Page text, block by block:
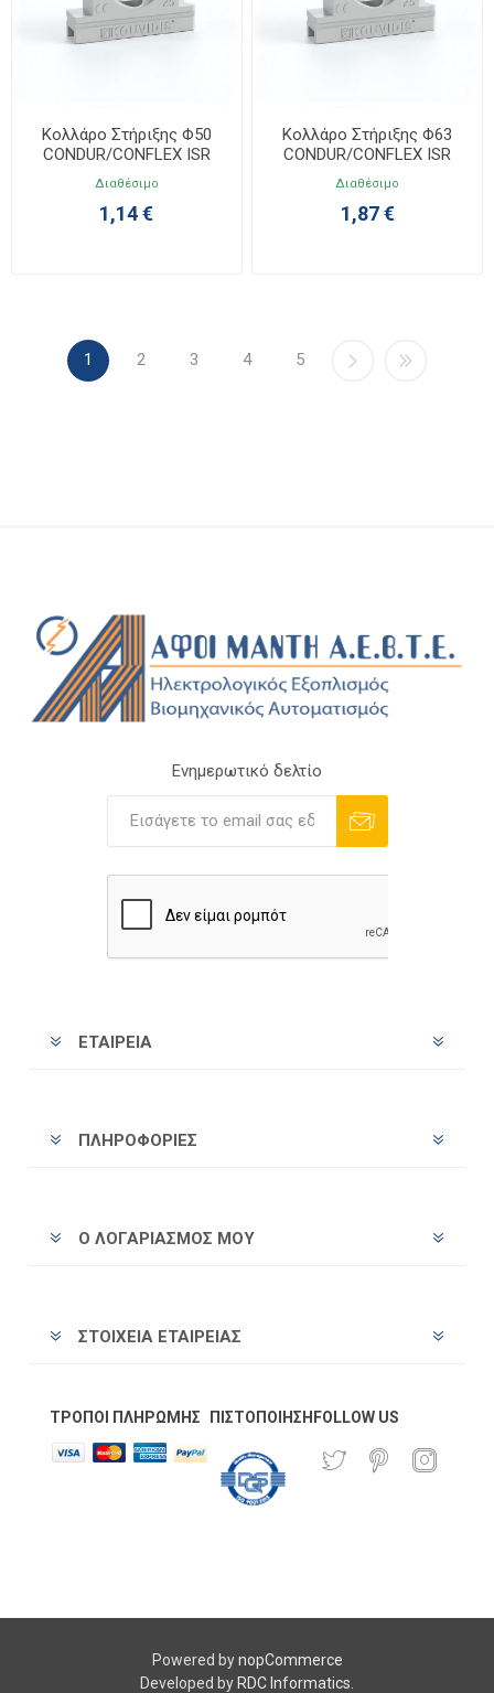
Κολλάρο Στήριξης Φ50
CONDUR/CONFLEX ISR
4033050
Διαθέσιμο
1,14 €
Κολλάρο Στήριξης Φ63
CONDUR/CONFLEX ISR
4033063
Διαθέσιμο
1,87 €
1 2 3 4 5
Ενημερωτικό δελτίο
ΕΤΑΙΡΕΊΑ
ΠΛΗΡΟΦΟΡΊΕΣ
Ο ΛΟΓΑΡΙΑΣΜΌΣ ΜΟΥ
ΣΤΟΙΧΕΊΑ ΕΤΑΙΡΕΊΑΣ
ΤΡΌΠΟΙ ΠΛΗΡΩΜΉΣ ΠΙΣΤΟΠΟΊΗΣΗ FOLLOW US
Powered bynopCommerce
Developed by RDC Informatics